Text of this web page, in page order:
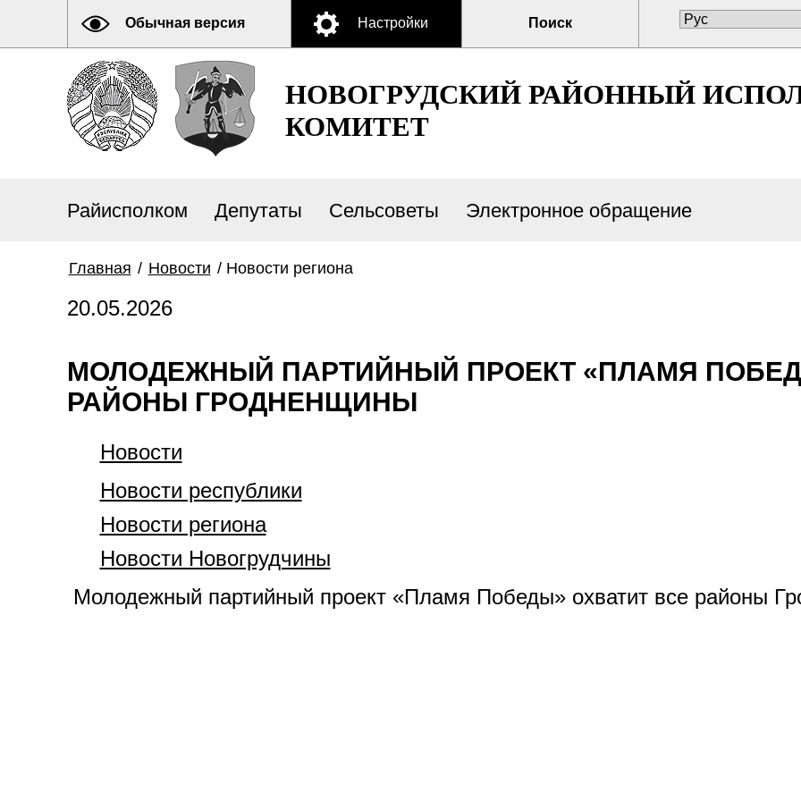
Обычная версия Настройки Поиск
НОВОГРУДСКИЙ РАЙОННЫЙ
КОМИТЕТ
Райисполком Депутаты Сельсоветы Электронное обращение
Главная / Новости / Новости региона
20.05.2026
МОЛОДЕЖНЫЙ ПАРТИЙНЫЙ ПРОЕКТ «ПЛАМЯ
РАЙОНЫ ГРОДНЕНЩИНЫ
Новости
Новости республики
Новости региона
Новости Новогрудчины
Молодежный партийный проект «Пламя Победы» охватит все районы